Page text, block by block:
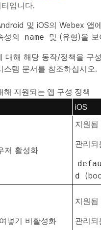
입니다.
및 iOS의 Webex 앱
성의
name 및 (유형)을 보
대해 해당 동작/정책을 구
스템 문서를 참조하십시오.
지원되는 앱 구성 정책
iOS
저 활성화
지원됨
관리
d
넣기 비활성화
지원됨
관리